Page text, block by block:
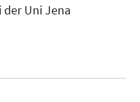
Uni Jena